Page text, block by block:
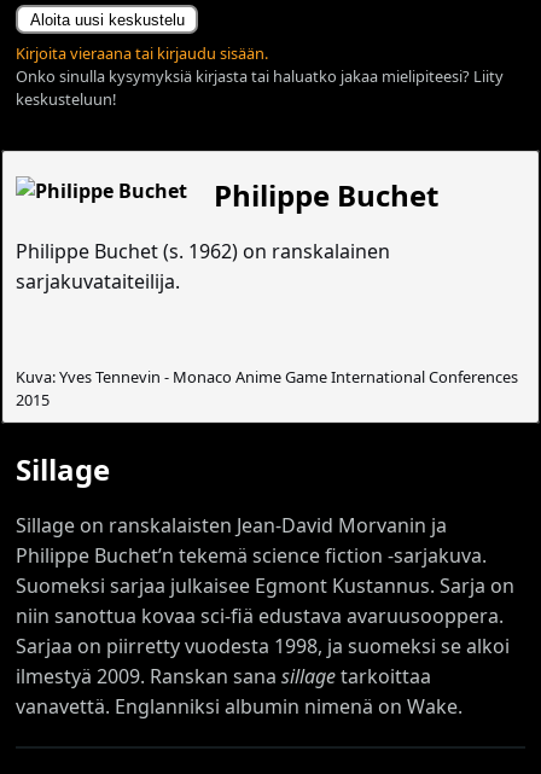
Aloita uusi keskustelu
Kirjoita vieraana tai kirjaudu sisään.
Onko sinulla kysymyksiä kirjasta tai haluatko jakaa mielipiteesi? Liity
keskusteluun!
Philippe Buchet
Philippe Buchet (s. 1962) on ranskalainen
sarjakuvataiteilija.
Kuva: Yves Tennevin - Monaco Anime Game International Conferences
2015
Sillage
Sillage on ranskalaisten Jean-David Morvanin ja
Philippe Buchet’n tekemä science fiction -sarjakuva.
Suomeksi sarjaa julkaisee Egmont Kustannus. Sarja on
niin sanottua kovaa sci-fiä edustava avaruusooppera.
Sarjaa on piirretty vuodesta 1998, ja suomeksi se alkoi
ilmestyä 2009. Ranskan sanasillagetarkoittaa
vanavettä. Englanniksi albumin nimenä on Wake.